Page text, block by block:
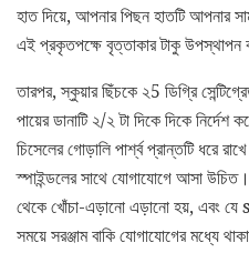
হাত দিয়ে, আপনার পিছন হাতটি আপনার
এই প্রকৃতপক্ষে বৃত্তাকার টাকু উপস্থাপন
তারপর, স্কুয়ার ছিঁচকে ২5 ডিগ্রি
পায়ের ডানাটি ২/২ টা দিকে দিকে নির্দেশ
চিসেলের গোড়ালি পার্শ্ব প্রান্তটি ধরে
স্পাইন্ডলের সাথে যোগাযোগে আসা
থেকে খোঁচা-এড়ানো এড়ানো হয়, এবং যে
সময়ে সরঞ্জাম বাকি যোগাযোগের মধ্যে